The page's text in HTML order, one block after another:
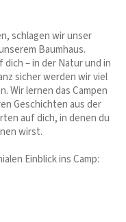
schlagen wir unser
Baumhaus.
– in der Natur und in
sicher werden wir viel
Wir lernen das Campen
Geschichten aus der
auf dich, in denen du
wirst.
Einblick ins Camp: